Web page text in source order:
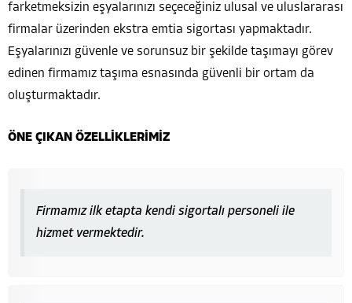
farketmeksizin eşyalarınızı seçeceğiniz ulusal ve uluslararası
firmalar üzerinden ekstra emtia sigortası yapmaktadır.
Eşyalarınızı güvenle ve sorunsuz bir şekilde taşımayı görev
edinen firmamız taşıma esnasında güvenli bir ortam da
oluşturmaktadır.
ÖNE ÇIKAN ÖZELLİKLERİMİZ
Firmamız ilk etapta kendi sigortalı personeli ile
hizmet vermektedir.